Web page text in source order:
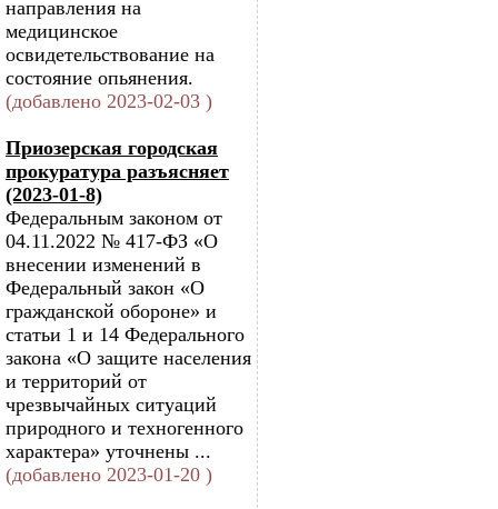
направления на
медицинское
освидетельствование на
состояние опьянения.
(добавлено 2023-02-03 )
Приозерская городская
прокуратура разъясняет
(2023-01-8)
Федеральным законом от
04.11.2022 № 417-ФЗ «О
внесении изменений в
Федеральный закон «О
гражданской обороне» и
статьи 1 и 14 Федерального
закона «О защите населения
и территорий от
чрезвычайных ситуаций
природного и техногенного
характера» уточнены ...
(добавлено 2023-01-20 )